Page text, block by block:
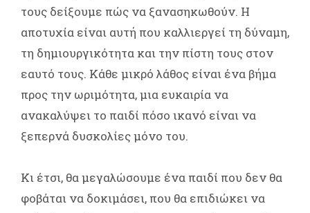
τους δείξουμε πώς να ξανασηκωθούν. Η
αποτυχία είναι αυτή που καλλιεργεί τη δύναμη,
τη δημιουργικότητα και την πίστη τους στον
εαυτό τους. Κάθε μικρό λάθος είναι ένα βήμα
προς την ωριμότητα, μια ευκαιρία να
ανακαλύψει το παιδί πόσο ικανό είναι να
ξεπερνά δυσκολίες μόνο του.
Κι έτσι, θα μεγαλώσουμε ένα παιδί που δεν θα
φοβάται να δοκιμάσει, που θα επιδιώκει να